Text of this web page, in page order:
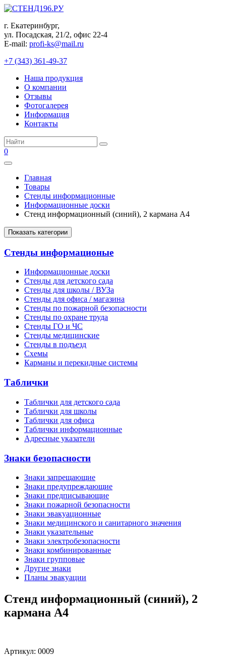
Перейти
контенту
г. Екатеринбург,
ул. Посадская, 21/2, офис 22-4
E-mail: profi-ks@mail.ru
+7 (343) 361-49-37
Наша продукция
О компании
Отзывы
Фотогалерея
Информация
Контакты
Поиск:
0
Главная
Товары
Стенды информационные
Информационные доски
Стенд информационный (синий), 2 карманa А4
Показать категории
Стенды информационые
Информационные доски
Стенды для детского сада
Стенды для школы / ВУЗа
Стенды для офиса / магазина
Стенды по пожарной безопасности
Стенды по охране труда
Стенды ГО и ЧС
Стенды медицинские
Стенды в подъезд
Схемы
Карманы и перекидные системы
Таблички
Таблички для детского сада
Таблички для школы
Таблички для офиса
Таблички информационные
Адресные указатели
Знаки безопасности
Знаки запрещающие
Знаки предупреждающие
Знаки предписывающие
Знаки пожарной безопасности
Знаки эвакуационные
Знаки медицинского и санитарного значения
Знаки указательные
Знаки электробезопасности
Знаки комбинированные
Знаки групповые
Другие знаки
Планы эвакуации
Стенд информационный (синий), 2
карманa А4
Артикул: 0009